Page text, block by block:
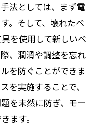
法としては、まず電
。そして、壊れたベ
を使用して新しいベ
、潤滑や調整を忘れ
を防ぐことができま
を実施することで、
を未然に防ぎ、モー
ます。